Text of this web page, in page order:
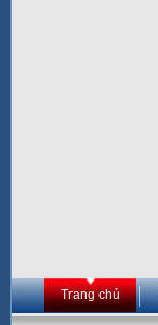
Trang chủ